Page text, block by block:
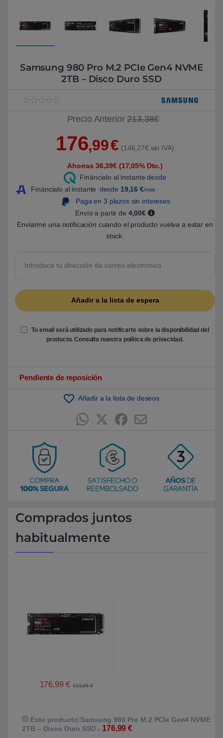
Samsung 980 Pro M.2 PCIe Gen4 NVME
2TB – Disco Duro SSD
0
s
e
5
d
p
t
a
c
c
Precio Anterior213,38€
176,99€ (146,27€ sin IVA)
Ahorras 36,39€ (17,05% Dto.)
Fináncialo al instante desde
Fináncialo al instante desde 19,16 €/mes
Paga en 3 plazos sin intereses
Envío a partir de 4,00€
Enviarme una notificación cuando el producto vuelva a estar en
stock.
Tu email será utilizado para notificarte sobre la disponibilidad del
producto. Consulta nuestra política de privacidad.
Pendiente de reposición
Añadir a la lista de deseos
Comprados juntos
habitualmente
176,99 € 213,38€
Este producto:Samsung 980 Pro M.2 PCIe Gen4 NVME
2TB – Disco Duro SSD- 176,99€